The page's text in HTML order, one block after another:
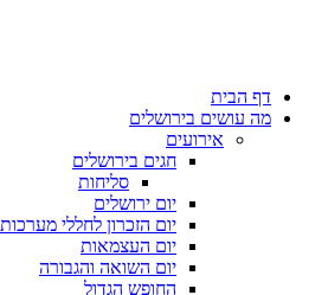
דף הבית
מה עושים בירושלים
אירועים
חגים בירושלים
סליחות
יום ירושלים
יום הזכרון לחללי
יום העצמאות
יום השואה והגבורה
החופש הגדול